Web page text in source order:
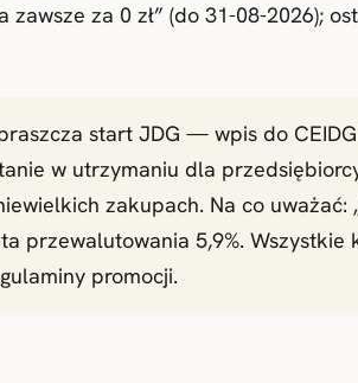
za 0 zł” (do 31-08-2026);
start JDG — wpis do
w utrzymaniu dla
zakupach. Na co uważać:
przewalutowania 5,9%.
promocji.